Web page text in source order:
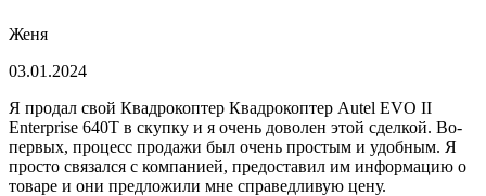
Женя
03.01.2024
Я продал свой Квадрокоптер Квадрокоптер Autel EVO II
Enterprise 640T в скупку и я очень доволен этой сделкой. Во-
первых, процесс продажи был очень простым и удобным. Я
просто связался с компанией, предоставил им информацию о
товаре и они предложили мне справедливую цену.